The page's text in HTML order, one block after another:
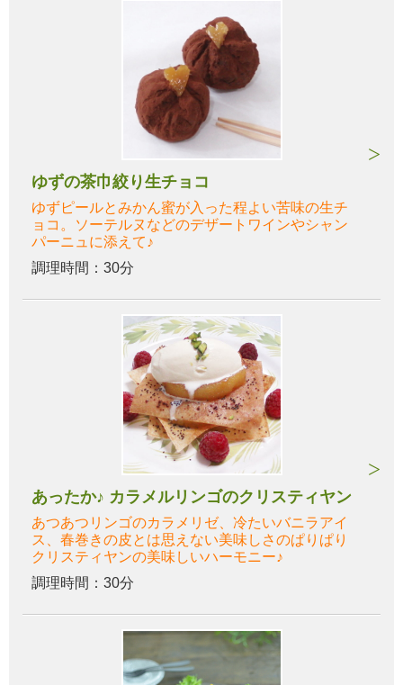
ゆずの茶巾絞り生チョコ
ゆずピールとみかん蜜が入った程よい苦味の生チ
ョコ。ソーテルヌなどのデザートワインやシャン
パーニュに添えて♪
調理時間：30分
あったか♪ カラメルリンゴのクリスティヤン
あつあつリンゴのカラメリゼ、冷たいバニラアイ
ス、春巻きの皮とは思えない美味しさのぱりぱり
クリスティヤンの美味しいハーモニー♪
調理時間：30分